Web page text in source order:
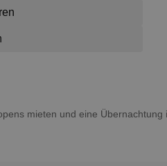
mieten und eine